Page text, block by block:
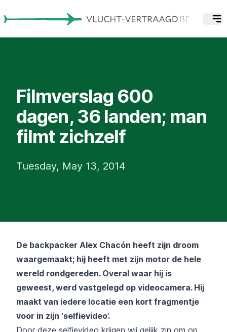
Filmverslag 600
dagen, 36 landen; man
filmt zichzelf
Tuesday, May 13, 2014
De backpacker Alex Chacón heeft zijn droom
waargemaakt; hij heeft met zijn motor de hele
wereld rondgereden. Overal waar hij is
geweest, werd vastgelegd op videocamera. Hij
maakt van iedere locatie een kort fragmentje
voor in zijn ‘selfievideo’.
Door deze selfievideo krijgen wij gelijk zin om op